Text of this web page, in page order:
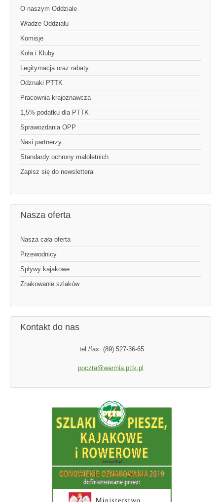
O naszym Oddziale
Władze Oddziału
Komisje
Koła i Kluby
Legitymacja oraz rabaty
Odznaki PTTK
Pracownia krajoznawcza
1,5% podatku dla PTTK
Sprawozdania OPP
Nasi partnerzy
Standardy ochrony małoletnich
Zapisz się do newslettera
Nasza oferta
Nasza cała oferta
Przewodnicy
Spływy kajakowe
Znakowanie szlaków
Kontakt do nas
tel./fax. (89) 527-36-65
poczta@warmia.pttk.pl